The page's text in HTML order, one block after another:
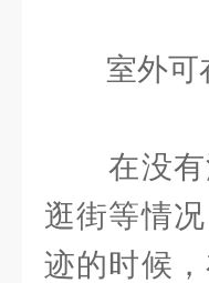
室外可在
在没有流
逛街等情
迹的时候